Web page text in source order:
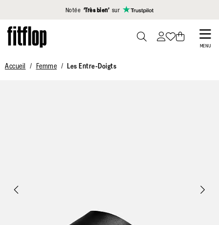
Cliquez pour consulter notre déclaration d'accessibilité
Notée ‘Très bien’ sur
Skip
to
content
MENU
Accueil Femme Les Entre-Doigts